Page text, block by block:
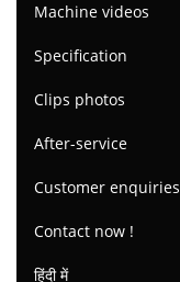
Machine videos
Specification
Clips photos
After-service
Customer enquiries
Contact now !
हिंदी में